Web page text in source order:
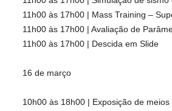
11h00 às 17h00 | Mass Training –
11h00 às 17h00 | Avaliação de
11h00 às 17h00 | Descida em Slide
16 de março
10h00 às 18h00 | Exposição de